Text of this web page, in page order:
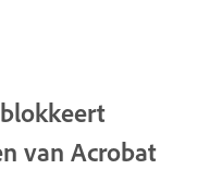
van Acrobat